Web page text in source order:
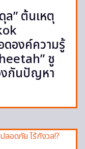
ล” ต้นเหตุ
องค์ความรู้
ชู
งกันปัญหา